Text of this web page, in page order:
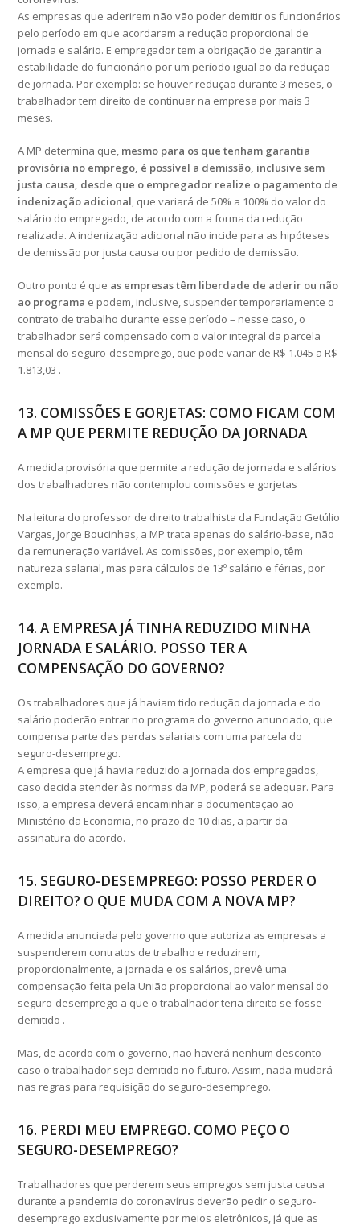
As empresas que aderirem não vão poder demitir os funcionários
pelo período em que acordaram a redução proporcional de
jornada e salário. E empregador tem a obrigação de garantir a
estabilidade do funcionário por um período igual ao da redução
de jornada. Por exemplo: se houver redução durante 3 meses, o
trabalhador tem direito de continuar na empresa por mais 3
meses.
A MP determina que, mesmo para os que tenham garantia
provisória no emprego, é possível a demissão, inclusive sem
justa causa, desde que o empregador realize o pagamento de
indenização adicional, que variará de 50% a 100% do valor do
salário do empregado, de acordo com a forma da redução
realizada. A indenização adicional não incide para as hipóteses
de demissão por justa causa ou por pedido de demissão.
Outro ponto é que as empresas têm liberdade de aderir ou não
ao programa e podem, inclusive, suspender temporariamente o
contrato de trabalho durante esse período – nesse caso, o
trabalhador será compensado com o valor integral da parcela
mensal do seguro-desemprego, que pode variar de R$ 1.045 a R$
1.813,03 .
13. COMISSÕES E GORJETAS: COMO FICAM COM
A MP QUE PERMITE REDUÇÃO DA JORNADA
A medida provisória que permite a redução de jornada e salários
dos trabalhadores não contemplou comissões e gorjetas
Na leitura do professor de direito trabalhista da Fundação Getúlio
Vargas, Jorge Boucinhas, a MP trata apenas do salário-base, não
da remuneração variável. As comissões, por exemplo, têm
natureza salarial, mas para cálculos de 13º salário e férias, por
exemplo.
14. A EMPRESA JÁ TINHA REDUZIDO MINHA
JORNADA E SALÁRIO. POSSO TER A
COMPENSAÇÃO DO GOVERNO?
Os trabalhadores que já haviam tido redução da jornada e do
salário poderão entrar no programa do governo anunciado, que
compensa parte das perdas salariais com uma parcela do
seguro-desemprego.
A empresa que já havia reduzido a jornada dos empregados,
caso decida atender às normas da MP, poderá se adequar. Para
isso, a empresa deverá encaminhar a documentação ao
Ministério da Economia, no prazo de 10 dias, a partir da
assinatura do acordo.
15. SEGURO-DESEMPREGO: POSSO PERDER O
DIREITO? O QUE MUDA COM A NOVA MP?
A medida anunciada pelo governo que autoriza as empresas a
suspenderem contratos de trabalho e reduzirem,
proporcionalmente, a jornada e os salários, prevê uma
compensação feita pela União proporcional ao valor mensal do
seguro-desemprego a que o trabalhador teria direito se fosse
demitido .
Mas, de acordo com o governo, não haverá nenhum desconto
caso o trabalhador seja demitido no futuro. Assim, nada mudará
nas regras para requisição do seguro-desemprego.
16. PERDI MEU EMPREGO. COMO PEÇO O
SEGURO-DESEMPREGO?
Trabalhadores que perderem seus empregos sem justa causa
durante a pandemia do coronavírus deverão pedir o seguro-
desemprego exclusivamente por meios eletrônicos, já que as